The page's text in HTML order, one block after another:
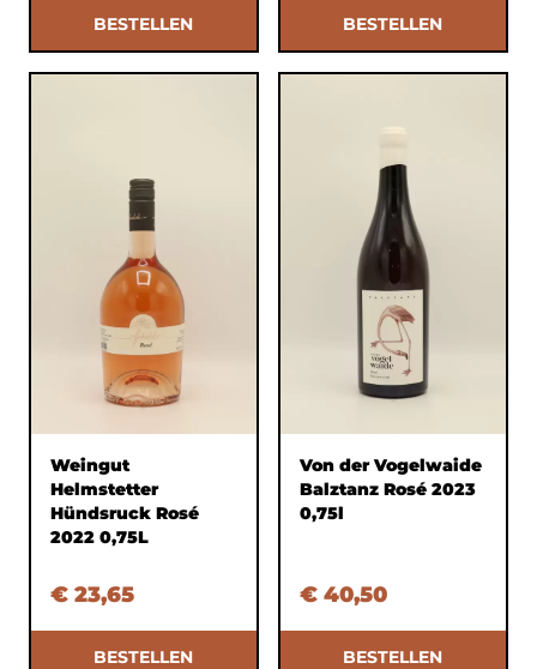
BESTELLEN BESTELLEN
Weingut
Helmstetter
Hündsruck Rosé
2022 0,75L
€ 23,65
BESTELLEN
Von der Vogelwaide
Balztanz Rosé 2023
0,75l
€ 40,50
BESTELLEN